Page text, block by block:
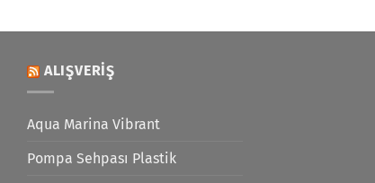
ALIŞVERIŞ
Aqua Marina Vibrant
Pompa Sehpası Plastik